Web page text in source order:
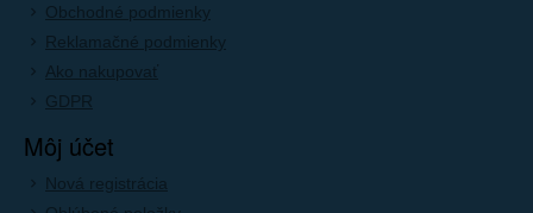
Obchodné podmienky
Reklamačné podmienky
Ako nakupovať
GDPR
Môj účet
Nová registrácia